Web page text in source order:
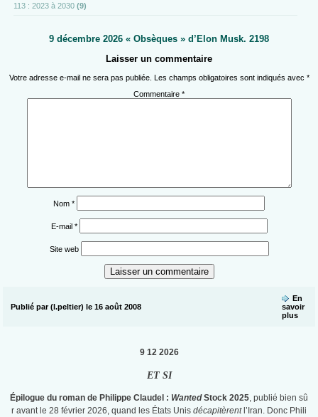
113 : 2023 à 2030 (9)
9 décembre 2026 « Obsèques » d’Elon Musk. 2198
Laisser un commentaire
Votre adresse e-mail ne sera pas publiée. Les champs obligatoires sont indiqués avec *
Commentaire *
Nom *
E-mail *
Site web
Publié par (l.peltier) le 16 août 2008
En
savoir
plus
9 12 2026
ET SI
Épilogue du roman de Philippe Claudel : WantedStock 2025, publié bien sû
r avant le 28 février 2026, quand les États Unis décapitèrentl’Iran. Donc Phili